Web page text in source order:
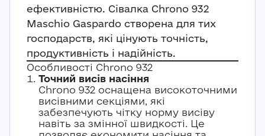
ефективністю. Сівалка Chrono 932
Maschio Gaspardo створена для тих
господарств, які цінують точність,
продуктивність і надійність.
Особливості Chrono 932
Точний висів насіння
Chrono 932 оснащена високоточними
висівними секціями, які
забезпечують чітку норму висіву
навіть за змінної швидкості. Це